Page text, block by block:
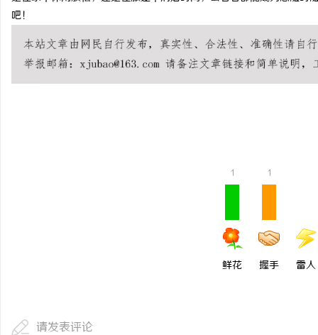
吧！
1
鲜花
1
握手 雷人
请发表评论